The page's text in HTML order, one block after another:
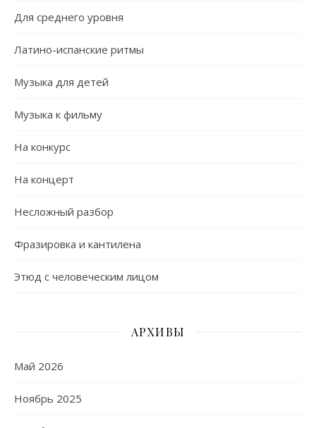
Для среднего уровня
Латино-испанские ритмы
Музыка для детей
Музыка к фильму
На конкурс
На концерт
Несложный разбор
Фразировка и кантилена
Этюд с человеческим лицом
АРХИВЫ
Май 2026
Ноябрь 2025